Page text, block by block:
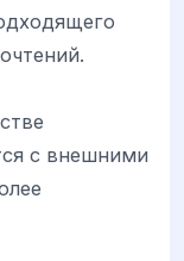
с внешними